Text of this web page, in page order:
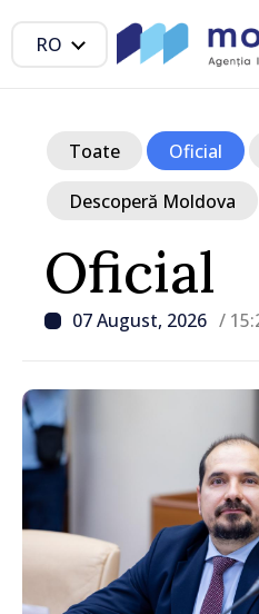
RO
Oficial
07 August, 2026 /
Toate Oficial
Descoperă Moldova